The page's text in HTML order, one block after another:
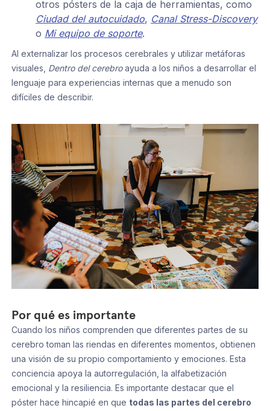
otros pósters de la caja de herramientas, como
Ciudad del autocuidado, Canal Stress-Discovery
o Mi equipo de soporte.
Al externalizar los procesos cerebrales y utilizar metáforas
visuales, Dentro del cerebroayuda a los niños a desarrollar el
lenguaje para experiencias internas que a menudo son
difíciles de describir.
Por qué es importante
Cuando los niños comprenden que diferentes partes de su
cerebro toman las riendas en diferentes momentos, obtienen
una visión de su propio comportamiento y emociones. Esta
conciencia apoya la autorregulación, la alfabetización
emocional y la resiliencia. Es importante destacar que el
póster hace hincapié en que todas las partes del cerebro